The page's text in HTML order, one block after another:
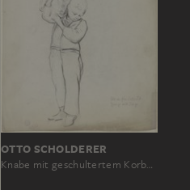
OTTO SCHOLDERER
Knabe mit geschultertem Korb…